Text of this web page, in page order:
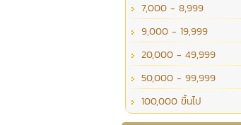
7,000 - 8,999
9,000 - 19,999
20,000 - 49,999
50,000 - 99,999
100,000 ขึ้นไป